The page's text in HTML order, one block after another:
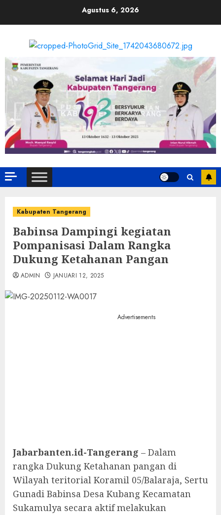
Agustus 6, 2026
Kabupaten Tangerang
Babinsa Dampingi kegiatan
Pompanisasi Dalam Rangka
Dukung Ketahanan Pangan
ADMIN JANUARI 12, 2025
Advertisements
Jabarbanten.id-Tangerang – Dalam
rangka Dukung Ketahanan pangan di
Wilayah teritorial Koramil 05/Balaraja, Sertu
Gunadi Babinsa Desa Kubang Kecamatan
Sukamulya secara aktif melakukan